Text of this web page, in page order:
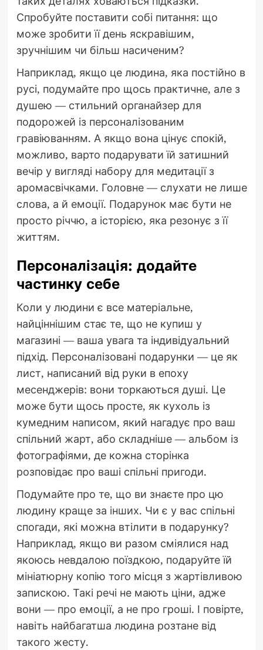
Спробуйте поставити собі питання: що
може зробити її день яскравішим,
зручнішим чи більш насиченим?
Наприклад, якщо це людина, яка постійно в
русі, подумайте про щось практичне, але з
душею — стильний органайзер для
подорожей із персоналізованим
гравіюванням. А якщо вона цінує спокій,
можливо, варто подарувати їй затишний
вечір у вигляді набору для медитації з
аромасвічками. Головне — слухати не лише
слова, а й емоції. Подарунок має бути не
просто річчю, а історією, яка резонує з її
життям.
Персоналізація: додайте
частинку себе
Коли у людини є все матеріальне,
найціннішим стає те, що не купиш у
магазині — ваша увага та індивідуальний
підхід. Персоналізовані подарунки — це як
лист, написаний від руки в епоху
месенджерів: вони торкаються душі. Це
може бути щось просте, як кухоль із
кумедним написом, який нагадує про ваш
спільний жарт, або складніше — альбом із
фотографіями, де кожна сторінка
розповідає про ваші спільні пригоди.
Подумайте про те, що ви знаєте про цю
людину краще за інших. Чи є у вас спільні
спогади, які можна втілити в подарунку?
Наприклад, якщо ви разом сміялися над
якоюсь невдалою поїздкою, подаруйте їй
мініатюрну копію того місця з жартівливою
запискою. Такі речі не мають ціни, адже
вони — про емоції, а не про гроші. І повірте,
навіть найбагатша людина розтане від
такого жесту.